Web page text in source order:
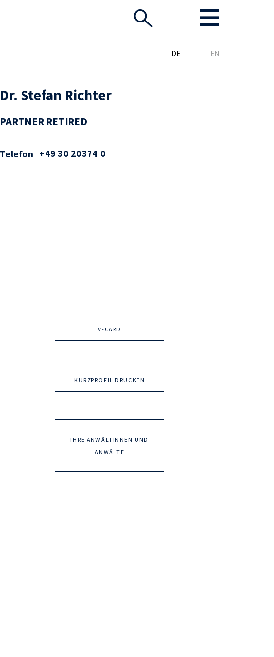
DE EN
Dr. Stefan Richter
PARTNER RETIRED
Telefon +49 30 20374 0
V-CARD
KURZPROFIL DRUCKEN
IHRE ANWÄLTINNEN UND
ANWÄLTE